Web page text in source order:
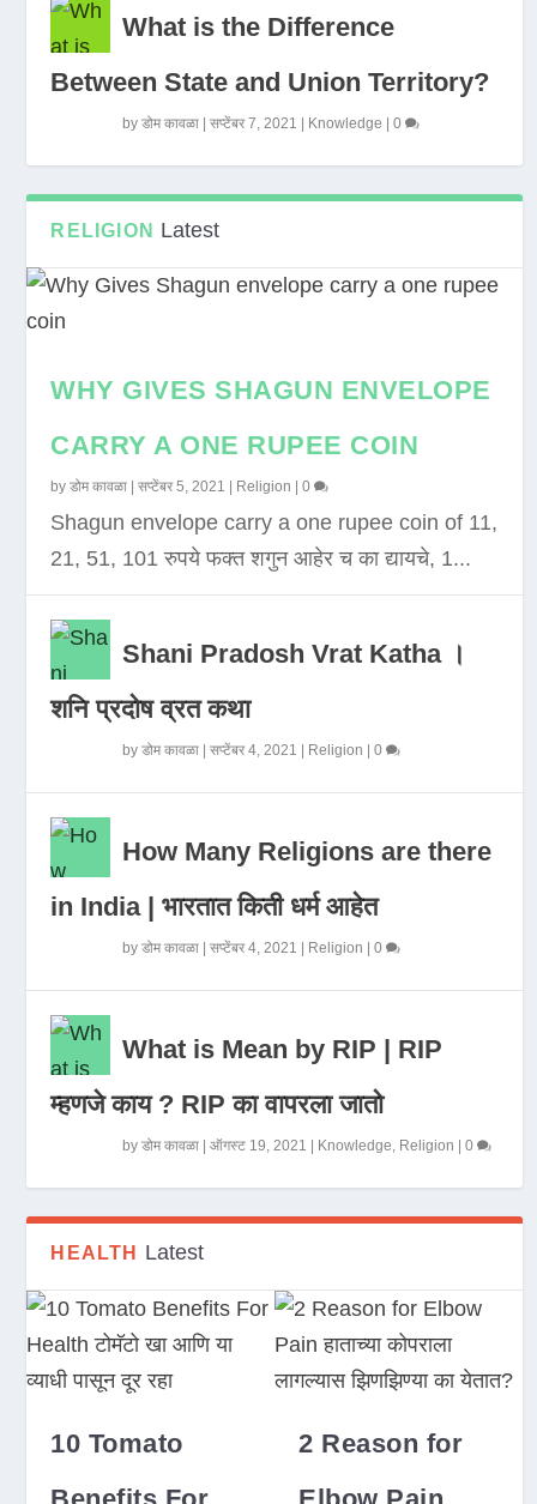
What is the Difference
Between State and Union Territory?
byडोम कावळा |सप्टेंबर 7, 2021 Knowledge |0
RELIGION Latest
WHY GIVES SHAGUN ENVELOPE
CARRY A ONE RUPEE COIN
byडोम कावळा |सप्टेंबर 5, 2021 Religion |0
Shagun envelope carry a one rupee coin of 11,
21, 51, 101 रुपये फक्त शगुन आहेर च का द्यायचे, 1...
Shani Pradosh Vrat Katha ।
शनि प्रदोष व्रत कथा
byडोम कावळा |सप्टेंबर 4, 2021 Religion |0
How Many Religions are there
in India | भारतात किती धर्म आहेत
byडोम कावळा |सप्टेंबर 4, 2021 Religion |0
What is Mean by RIP | RIP
म्हणजे काय ? RIP का वापरला जातो
byडोम कावळा |ऑगस्ट 19, 2021 Knowledge, Religion |0
HEALTH Latest
10 Tomato
2 Reason for